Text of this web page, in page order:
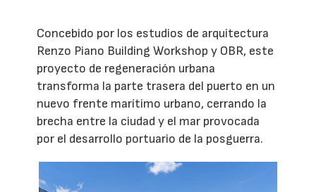
Concebido por los estudios de arquitectura
Renzo Piano Building Workshop y OBR, este
proyecto de regeneración urbana
transforma la parte trasera del puerto en un
nuevo frente marítimo urbano, cerrando la
brecha entre la ciudad y el mar provocada
por el desarrollo portuario de la posguerra.